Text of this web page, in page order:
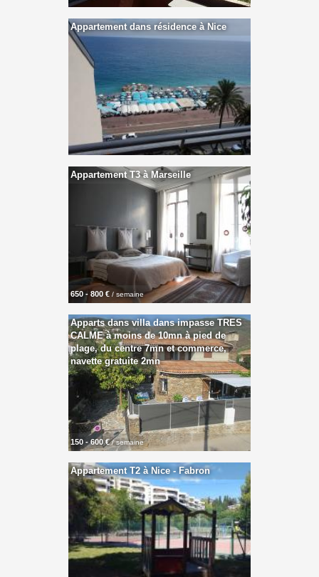
Appartement dans résidence à Nice
Appartement T3 à Marseille
650 - 800 € / semaine
Apparts dans villa dans impasse TRES
CALME à moins de 10mn à pied de
plage, du centre 7mn et commerce,
navette gratuite 2mn
150 - 600 €/ semaine
Appartement T2 à Nice - Fabron